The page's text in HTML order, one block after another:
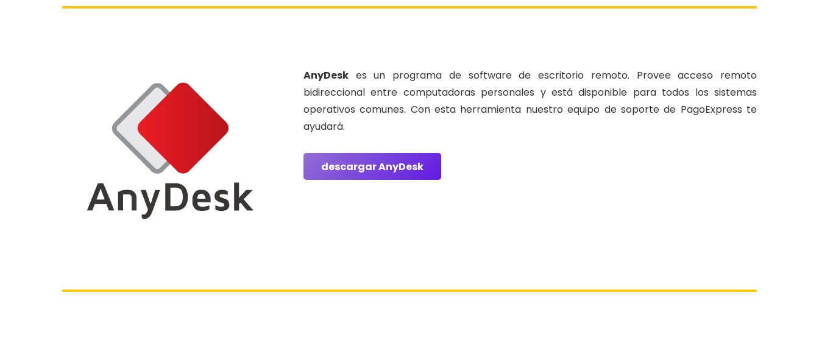
AnyDeskes un programa de software de escritorio remoto.​ Provee acceso remoto
bidireccional entre computadoras personales y está disponible para todos los sistemas
operativos comunes. Con esta herramienta nuestro equipo de soporte de PagoExpress te
ayudará.
descargar AnyDesk